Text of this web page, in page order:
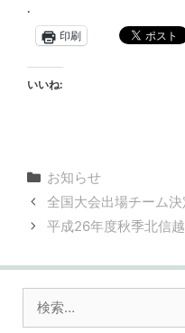
.
印刷
いいね:
カ
テ
ゴ
リ
お知らせ
全国大会出場チーム決
平成26年度秋季北信